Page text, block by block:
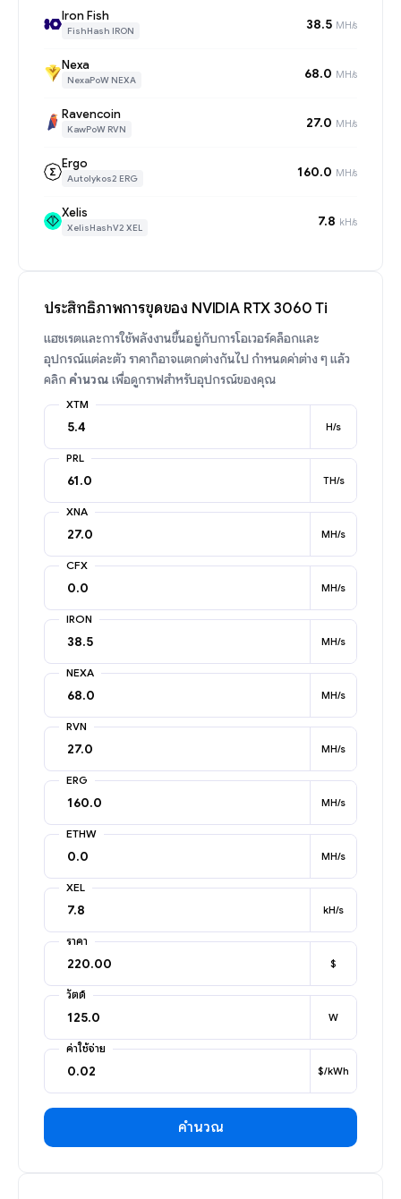
Iron Fish
FishHash IRON 38.5 MH/s
Nexa
NexaPoW NEXA 68.0 MH/s
Ravencoin
KawPoW RVN 27.0 MH/s
Ergo
Autolykos2 ERG 160.0 MH/s
Xelis
XelisHashV2 XEL 7.8 kH/s
ประสิทธิภาพการขุดของ NVIDIA RTX 3060 Ti
แฮชเรตและการใช้พลังงานขึ้นอยู่กับการโอเวอร์คล็อกและ
อุปกรณ์แต่ละตัว ราคาก็อาจแตกต่างกันไป กำหนดค่าต่าง ๆ แล้ว
คลิก คำนวณ เพื่อดูกราฟสำหรับอุปกรณ์ของคุณ
XTM
H/s
PRL
TH/s
XNA
MH/s
CFX
MH/s
IRON
MH/s
NEXA
MH/s
RVN
MH/s
ERG
MH/s
ETHW
MH/s
XEL
kH/s
ราคา
$
วัตต์
W
ค่าใช้จ่าย
$/kWh
คำนวณ